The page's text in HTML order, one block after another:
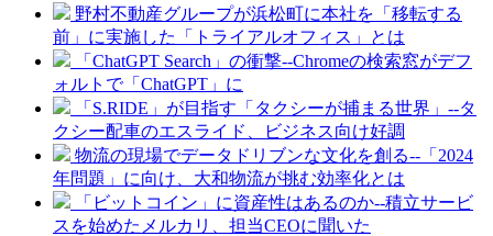
野村不動産グループが浜松町に本社を「移転する
前」に実施した「トライアルオフィス」とは
「ChatGPT Search」の衝撃--Chromeの検索窓がデフ
ォルトで「ChatGPT」に
「S.RIDE」が目指す「タクシーが捕まる世界」--タ
クシー配車のエスライド、ビジネス向け好調
物流の現場でデータドリブンな文化を創る--「2024
年問題」に向け、大和物流が挑む効率化とは
「ビットコイン」に資産性はあるのか--積立サービ
スを始めたメルカリ、担当CEOに聞いた